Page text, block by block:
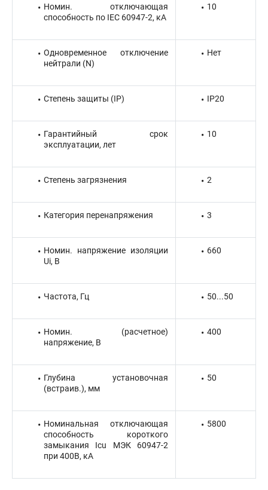
Номин. отключающая
способность по IEC 60947-2, кА
10
Одновременное отключение
нейтрали (N)
Нет
Степень защиты (IP) IP20
Гарантийный срок
эксплуатации, лет
10
Степень загрязнения 2
Категория перенапряжения 3
Номин. напряжение изоляции
Ui, В
660
Частота, Гц 50...50
Номин. (расчетное)
напряжение, В
400
Глубина установочная
(встраив.), мм
50
Номинальная отключающая
способность короткого
замыкания Icu МЭК 60947-2
при 400В, кА
5800